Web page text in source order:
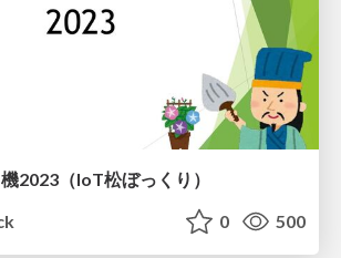
2023（IoT松ぼっくり）
0 500